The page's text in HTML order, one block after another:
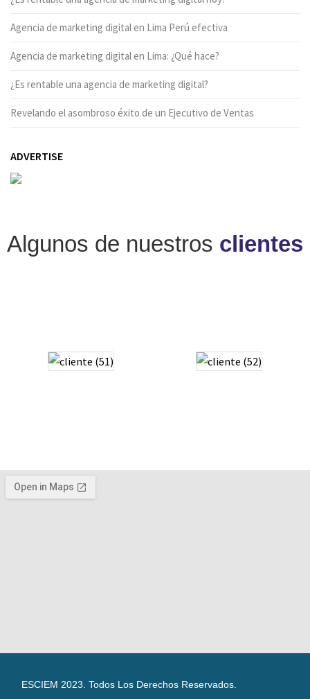
Agencia de marketing digital en Lima Perú efectiva
Agencia de marketing digital en Lima: ¿Qué hace?
¿Es rentable una agencia de marketing digital?
Revelando el asombroso éxito de un Ejecutivo de Ventas
ADVERTISE
Algunos de nuestros clientes
ESCIEM 2023. Todos Los Derechos Reservados.